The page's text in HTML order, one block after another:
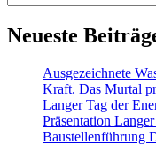
Neueste
Ausgezeichnete
Kraft. Das Murtal
Langer Tag der
Präsentation
Baustellenführung